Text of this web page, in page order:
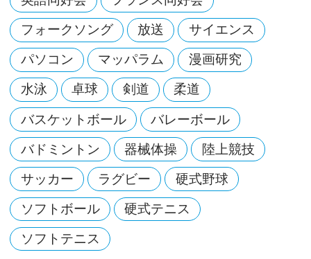
フォークソング 放送 サイエンス
パソコン マッパラム 漫画研究
水泳 卓球 剣道 柔道
バスケットボール バレーボール
バドミントン 器械体操 陸上競技
サッカー ラグビー 硬式野球
ソフトボール 硬式テニス
ソフトテニス